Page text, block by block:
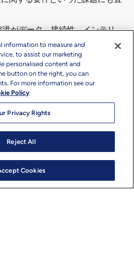
港がデータ、接続性、インテリ
ングを活用し、業務効率と旅客
を可能にします。旅客の流れを円
理ソリューションから、データ
ルタイムの洞察を生み出すデジ
ムに至るまで、当社の「エンジ
ェンス」を駆使したチームは、
information to measure and
to assist our marketing
personalised content and
button on the right, you can
For more information see our
Policy
Privacy Rights
Reject All
Cookies